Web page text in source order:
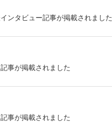
ンタビュー記事が掲載されました
事が掲載されました
事が掲載されました